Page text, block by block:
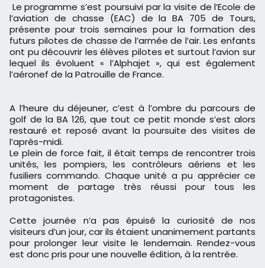
Le programme s’est poursuivi par la visite de l’Ecole de
l’aviation de chasse (EAC) de la BA 705 de Tours,
présente pour trois semaines pour la formation des
futurs pilotes de chasse de l’armée de l’air. Les enfants
ont pu découvrir les élèves piloteset surtout l’avion sur
lequelils évoluent « l’Alphajet », qui est également
l’aéronef de la Patrouille de France.
A l’heure du déjeuner, c’est à l’ombre du parcours de
golf de la BA 126, que tout ce petit monde s’est alors
restauréet reposé avant la poursuite des visites de
l’après-midi.
Le plein de force fait, il était temps de rencontrer trois
unités, les pompiers, les contrôleurs aériens et les
fusiliers commando. Chaque unité a pu apprécier ce
moment de partage très réussi pour tous les
protagonistes.
Cette journée n’a pas épuisé la curiosité de nos
visiteurs d’un jour, car ils étaient unanimement partants
pourprolonger leur visite le lendemain. Rendez-vous
est donc pris pour une nouvelle édition, à la rentrée.